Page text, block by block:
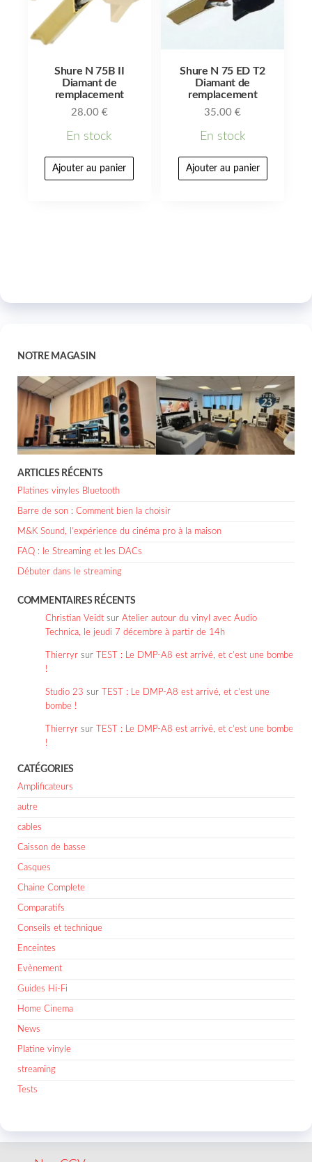
Shure N 75B II
Diamant de
remplacement
28.00 €
En stock
Ajouter au panier
Shure N 75 ED T2
Diamant de
remplacement
35.00€
En stock
Ajouter au panier
NOTRE MAGASIN
ARTICLES RÉCENTS
Platines vinyles Bluetooth
Barre de son : Comment bien la choisir
M&K Sound, l’expérience du cinéma pro à la maison
FAQ : le Streaming et les DACs
Débuter dans le streaming
COMMENTAIRES RÉCENTS
Christian Veidt sur Atelier autour du vinyl avec Audio
Technica, le jeudi 7 décembre à partir de 14h
Thierryr sur
TEST : Le DMP-A8 est arrivé, et c’est une bombe
!
Studio 23 sur
TEST : Le DMP-A8 est arrivé, et c’est une
bombe !
Thierryr sur
TEST : Le DMP-A8 est arrivé, et c’est une bombe
!
CATÉGORIES
Amplificateurs
autre
cables
Caisson de basse
Casques
Chaine Complete
Comparatifs
Conseils et technique
Enceintes
Evènement
Guides Hi-Fi
Home Cinema
News
Platine vinyle
streaming
Tests